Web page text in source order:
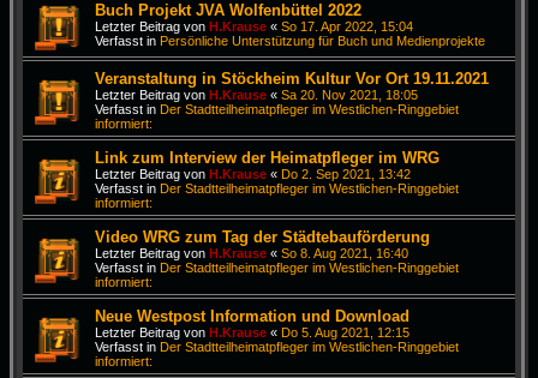
Buch Projekt JVA Wolfenbüttel 2022
Letzter Beitrag von H.Krause « So 17. Apr 2022, 15:04
Verfasst in Persönliche Unterstützung für Buch und Medienprojekte
Veranstaltung in Stöckheim Kultur Vor Ort 19.11.2021
Letzter Beitrag von H.Krause « Sa 20. Nov 2021, 18:05
Verfasst in Der Stadtteilheimatpfleger im Westlichen-Ringgebiet
informiert:
Link zum Interview der Heimatpfleger im WRG
Letzter Beitrag von H.Krause « Do 2. Sep 2021, 13:42
Verfasst in Der Stadtteilheimatpfleger im Westlichen-Ringgebiet
informiert:
Video WRG zum Tag der Städtebauförderung
Letzter Beitrag von H.Krause « So 8. Aug 2021, 16:40
Verfasst in Der Stadtteilheimatpfleger im Westlichen-Ringgebiet
informiert:
Neue Westpost Information und Download
Letzter Beitrag von H.Krause « Do 5. Aug 2021, 12:15
Verfasst in Der Stadtteilheimatpfleger im Westlichen-Ringgebiet
informiert: